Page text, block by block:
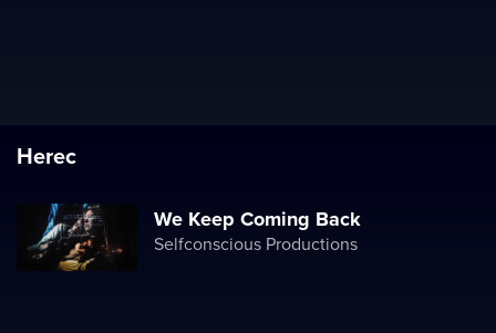
Herec
We Keep Coming Back
Selfconscious Productions